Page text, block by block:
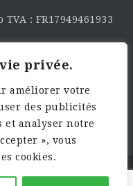
privée.
améliorer votre
des publicités
et analyser notre
», vous
cookies.
: FR17949461933
with Web Studio